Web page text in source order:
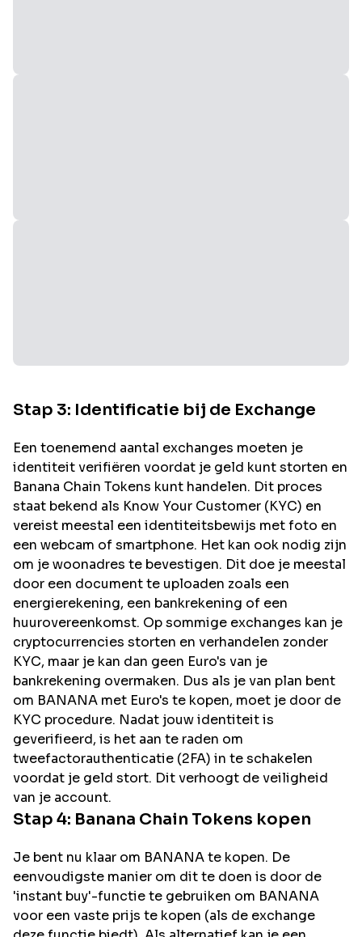
Stap 3: Identificatie bij de Exchange
Een toenemend aantal exchanges moeten je
identiteit verifiëren voordat je geld kunt storten en
Banana Chain Tokens kunt handelen. Dit proces
staat bekend als Know Your Customer (KYC) en
vereist meestal een identiteitsbewijs met foto en
een webcam of smartphone. Het kan ook nodig zijn
om je woonadres te bevestigen. Dit doe je meestal
door een document te uploaden zoals een
energierekening, een bankrekening of een
huurovereenkomst. Op sommige exchanges kan je
cryptocurrencies storten en verhandelen zonder
KYC, maar je kan dan geen Euro's van je
bankrekening overmaken. Dus als je van plan bent
om BANANA met Euro's te kopen, moet je door de
KYC procedure. Nadat jouw identiteit is
geverifieerd, is het aan te raden om
tweefactorauthenticatie (2FA) in te schakelen
voordat je geld stort. Dit verhoogt de veiligheid
van je account.
Stap 4: Banana Chain Tokens kopen
Je bent nu klaar om BANANA te kopen. De
eenvoudigste manier om dit te doen is door de
'instant buy'-functie te gebruiken om BANANA
voor een vaste prijs te kopen (als de exchange